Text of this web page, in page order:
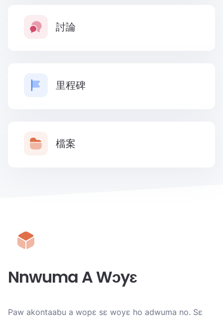
討論
里程碑
檔案
Nnwuma A Wɔyɛ
Paw akontaabu a wopɛ sɛ woyɛ ho adwuma no. Sɛ